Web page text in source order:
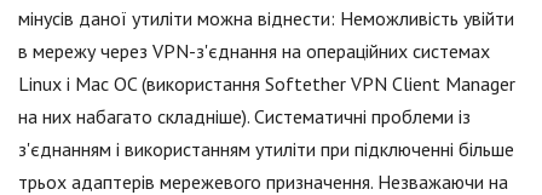
мінусів даної утиліти можна віднести: Неможливість увійти
в мережу через VPN-з'єднання на операційних системах
Linux і Mac OC (використання Softether VPN Client Manager
на них набагато складніше). Систематичні проблеми із
з'єднанням і використанням утиліти при підключенні більше
трьох адаптерів мережевого призначення. Незважаючи на